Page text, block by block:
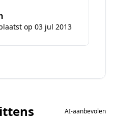
op 03 jul 2013
AI-aanbevolen